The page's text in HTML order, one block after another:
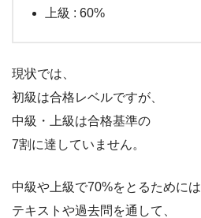
上級 : 60%
現状では、
初級は合格レベルですが、
中級・上級は合格基準の
7割に達していません。
中級や上級で70%をとるためには
テキストや過去問を通して、